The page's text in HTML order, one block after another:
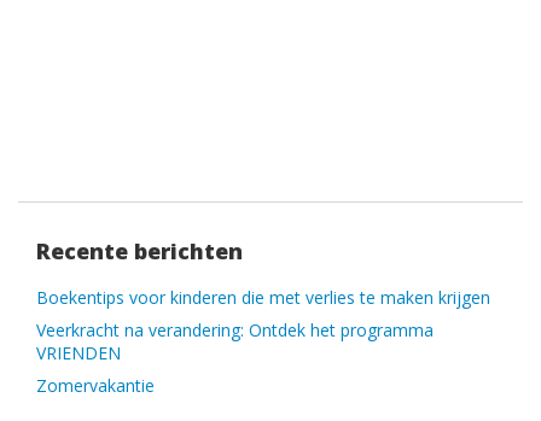
Recente berichten
Boekentips voor kinderen die met verlies te maken krijgen
Veerkracht na verandering: Ontdek het programma
VRIENDEN
Zomervakantie